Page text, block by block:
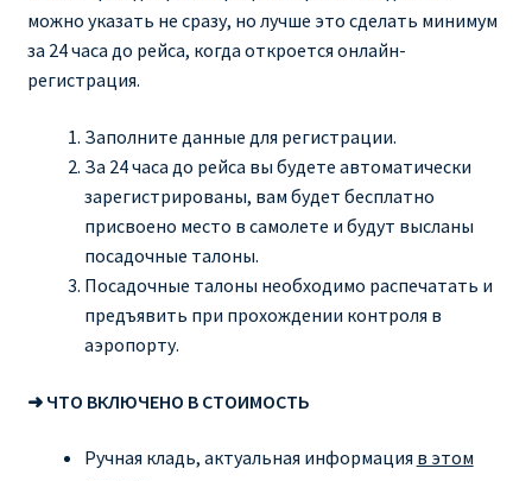
можно указать не сразу, но лучше это сделать минимум
за 24 часа до рейса, когда откроется онлайн-
регистрация.
Заполните данные для регистрации.
За 24 часа до рейса вы будете автоматически
зарегистрированы, вам будет бесплатно
присвоено место в самолете и будут высланы
посадочные талоны.
Посадочные талоны необходимо распечатать и
предъявить при прохождении контроля в
аэропорту.
➜ ЧТО ВКЛЮЧЕНО В СТОИМОСТЬ
Ручная кладь, актуальная информация в этом